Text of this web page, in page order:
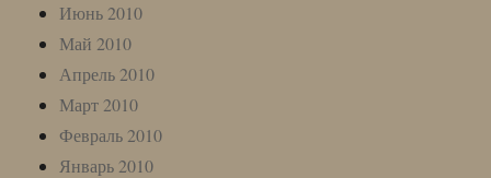
Июнь 2010
Май 2010
Апрель 2010
Март 2010
Февраль 2010
Январь 2010